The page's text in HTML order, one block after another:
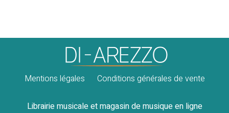
Mentions légales Conditions générales de vente
Librairie musicale et magasin de musique en ligne